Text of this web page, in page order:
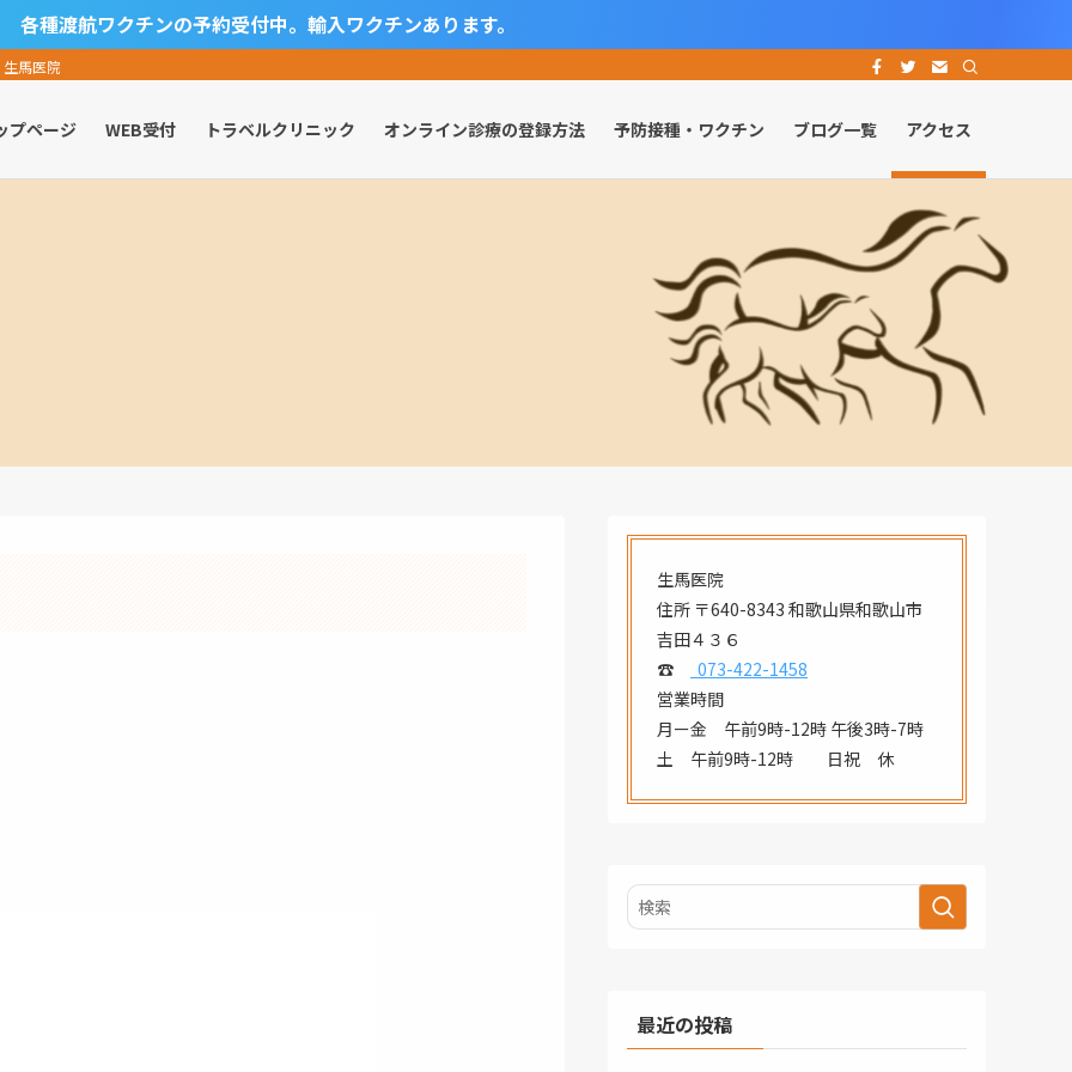
各種渡航ワクチンの予約受付中。輸入ワクチンあります。
馬医院
プページ WEB受付 トラベルクリニック オンライン診療の登録方法 予防接種・ワクチン ブログ一覧 アクセス
生馬医院
住所 〒640-8343 和歌山県和歌山市
吉田４３６
☎
073-422-1458
営業時間
月ー金 午前9時-12時 午後3時-7時
土 午前9時-12時 日祝 休
最近の投稿